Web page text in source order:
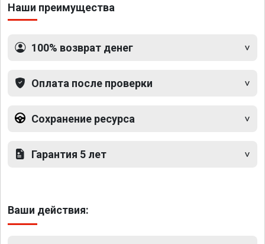
Наши преимущества
100% возврат денег
Оплата после проверки
Сохранение ресурса
Гарантия 5 лет
Ваши действия: